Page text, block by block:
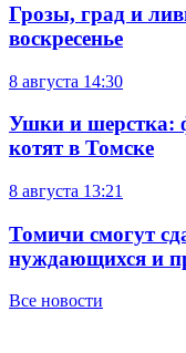
Грозы, град и
воскресенье
8 августа 14:30
Ушки и шерстка:
котят в Томске
8 августа 13:21
Томичи смогут
нуждающихся и
Все новости